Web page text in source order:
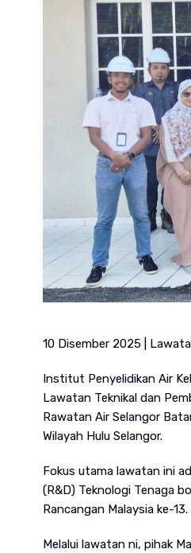
10 Disember 2025 |
Institut Penyelidikan Air
Lawatan Teknikal dan
Rawatan Air Selangor
Wilayah Hulu Selangor.
Fokus utama lawatan ini
(R&D) Teknologi Tenaga
Rancangan Malaysia ke-13.
Melalui lawatan ni, pihak